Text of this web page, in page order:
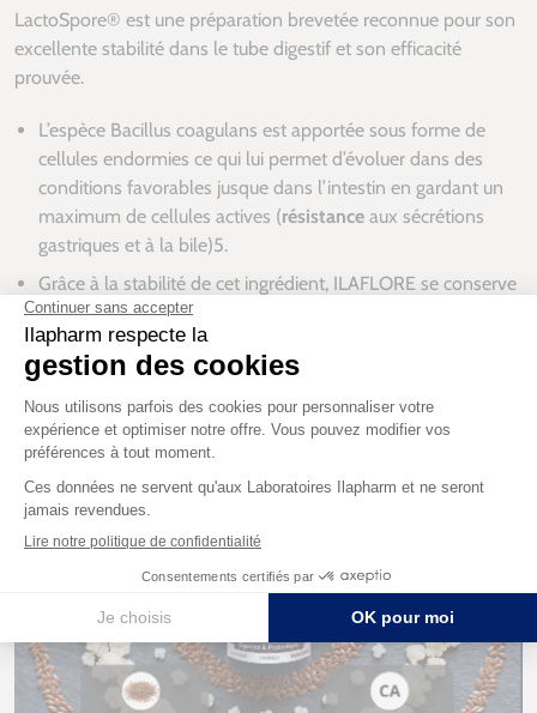
LactoSpore® est une préparation brevetée reconnue pour son
excellente stabilité dans le tube digestif et son efficacité
prouvée.
L’espèce Bacillus coagulans est apportée sous forme de
cellules endormies ce qui lui permet d’évoluer dans des
conditions favorables jusque dans l’intestin en gardant un
maximum de cellules actives (résistance aux sécrétions
gastriques et à la bile)5.
Grâce à la stabilité de cet ingrédient, ILAFLORE se conserve
à température ambiante et à l’abri de l’humidité.
LactoSpore® est
sans allergènes
au lactose peuvent le consommer en toute sécurité.